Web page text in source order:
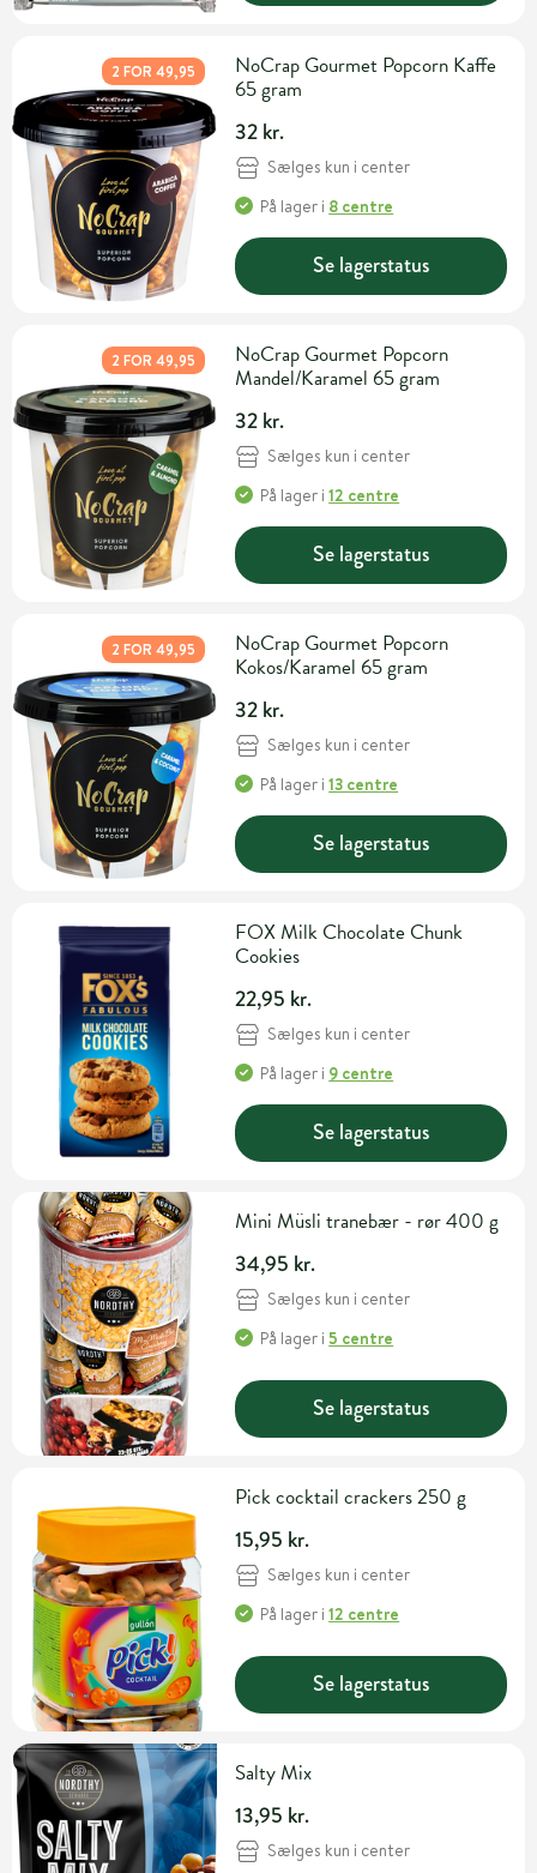
2 FOR 49,95
NoCrap Gourmet Popcorn Kaffe
65 gram
32 kr.
Sælges kun i center
På lager i 8 centre
Se lagerstatus
2 FOR 49,95
NoCrap Gourmet Popcorn
Mandel/Karamel 65 gram
32 kr.
Sælges kun i center
På lager i12 centre
Se lagerstatus
2 FOR 49,95
NoCrap Gourmet Popcorn
Kokos/Karamel 65 gram
32 kr.
Sælges kun i center
På lager i13 centre
Se lagerstatus
FOX Milk Chocolate Chunk
Cookies
22,95 kr.
Sælges kun i center
På lager i 9 centre
Se lagerstatus
Mini Müsli tranebær - rør 400 g
34,95 kr.
Sælges kun i center
På lager i5 centre
Se lagerstatus
Pick cocktail crackers 250 g
15,95 kr.
Sælges kun i center
På lager i12 centre
Se lagerstatus
Salty Mix
13,95 kr.
Sælges kun i center